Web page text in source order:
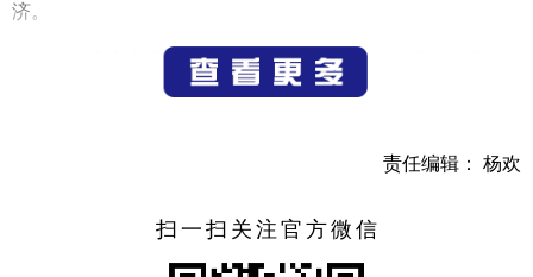
济。
这场赛事自带流量，把人气稳稳导入恒太城商场，为破
解“日间热闹、夜间冷清”提供了新思路。每年6至8月，新安
潮。街道顺势在江边百姓纳凉大舞台推出常态化演出——每
圈、夜市、民宿，“听完就逛、逛完就买、买完就吃、吃完就
住”的消费链条在每个周末夜晚延续。
责任编辑： 杨欢
扫一扫关注官方微信